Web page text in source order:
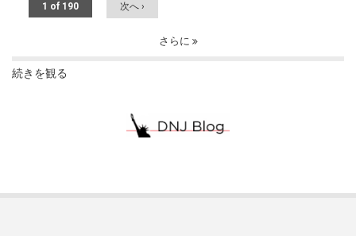
1 of 190 次へ ›
さらに
続きを観る